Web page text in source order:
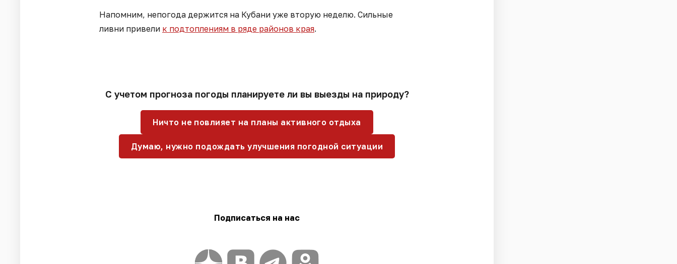
Напомним, непогода держится на Кубани уже вторую неделю. Сильные
ливни привели к подтоплениям в ряде районов края.
С учетом прогноза погоды планируете ли вы выезды на природу?
Ничто не повлияет на планы активного отдыха
Думаю, нужно подождать улучшения погодной ситуации
Подписаться на нас